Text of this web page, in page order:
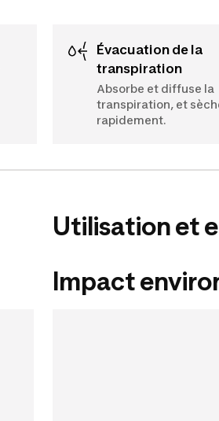
Évacuation de la
transpiration
Absorbe et diffuse la
transpiration, et
rapidement.
Utilisation et
Impact